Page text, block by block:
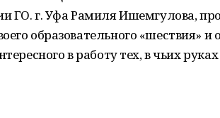
ГО. г. Уфа Рамиля Ишемгулова,
образовательного «шествия» и
в работу тех, в чьих